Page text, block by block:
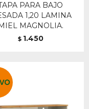
PARA BAJO
1,20 LAMINA
MAGNOLIA.
$ 1.450